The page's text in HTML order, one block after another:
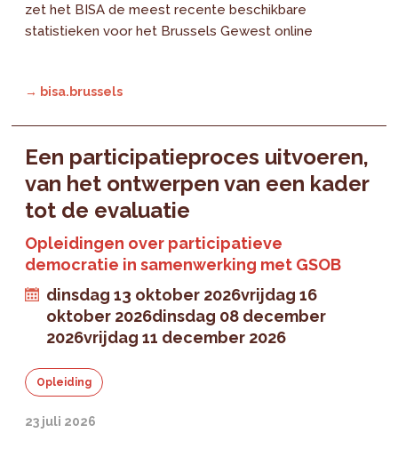
zet het BISA de meest recente beschikbare
statistieken voor het Brussels Gewest online
→ bisa.brussels
Een participatieproces uitvoeren,
van het ontwerpen van een kader
tot de evaluatie
Opleidingen over participatieve
democratie in samenwerking met GSOB
dinsdag 13 oktober 2026vrijdag 16
oktober 2026dinsdag 08 december
2026vrijdag 11 december 2026
Opleiding
23 juli 2026